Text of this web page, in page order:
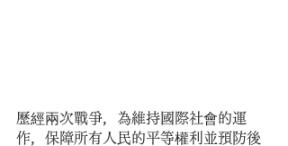
歷經兩次戰爭，為維持國際社會的運
作，保障所有人民的平等權利並預防後